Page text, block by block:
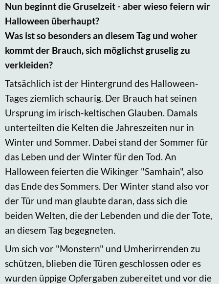
Nun beginnt die Gruselzeit - aber wieso feiern wir
Halloween überhaupt?
Was ist so besonders an diesem Tag und woher
kommt der Brauch, sich möglichst gruselig zu
verkleiden?
Tatsächlich ist der Hintergrund des Halloween-
Tages ziemlich schaurig. Der Brauch hat seinen
Ursprung im irisch-keltischen Glauben. Damals
unterteilten die Kelten die Jahreszeiten nur in
Winter und Sommer. Dabei stand der Sommer für
das Leben und der Winter für den Tod. An
Halloween feierten die Wikinger "Samhain", also
das Ende des Sommers. Der Winter stand also vor
der Tür und man glaubte daran, dass sich die
beiden Welten, die der Lebenden und die der Tote,
an diesem Tag begegneten.
Um sich vor "Monstern" und Umherirrenden zu
schützen, blieben die Türen geschlossen oder es
wurden üppige Opfergaben zubereitet und vor die